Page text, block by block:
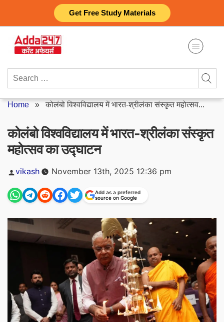
Get Free Study Materials
content
Search
Home »कोलंबो विश्वविद्यालय में भारत-श्रीलंका संस्कृत महोत्सव...
कोलंबो विश्वविद्यालय में भारत-श्रीलंका संस्कृत
महोत्सव का उद्घाटन
Posted
vikash November 13th, 2025 12:36 pm
Add as a preferred
source on Google